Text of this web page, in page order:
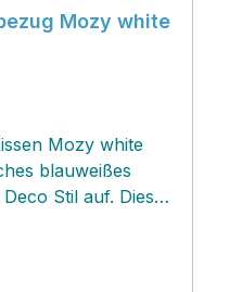
Mozy white
Mozy white
blauweißes
Stil auf. Dieses